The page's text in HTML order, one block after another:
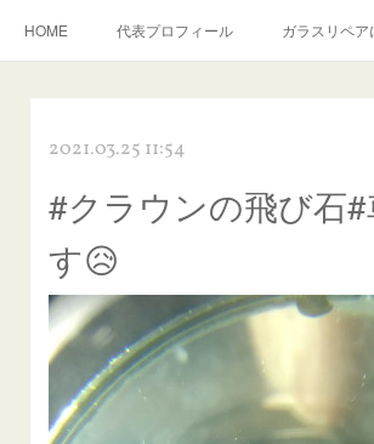
HOME 代表プロフィール ガラスリペア
飛び石施工料金について
当店へのアクセス 建築ガラスキズ取り・研磨
【プロ使用】フッ素系ガラストリートメント『アクア
欧州車モールの白サビやシミを落とす！
instagram記事 ガ
飛び石ひび割れでヒビ先が伸びた場合は？
2021.03.25 11:54
#クラウンの飛び石
す😥